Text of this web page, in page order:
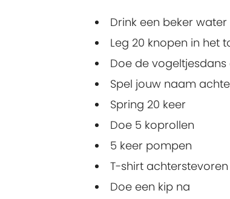
Drink een beker
Leg 20 knopen in het
Doe de
Spel jouw naam
Spring 20 keer
Doe 5 koprollen
5 keer pompen
T-shirt
Doe een kip na